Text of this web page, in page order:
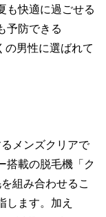
も快適に過ごせる
予防できる
の男性に選ばれて
メンズクリアで
搭載の脱毛機「ク
組み合わせるこ
します。加え